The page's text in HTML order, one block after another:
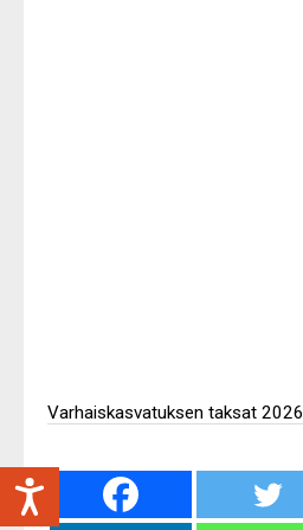
Varhaiskasvatuksen taksat 2026